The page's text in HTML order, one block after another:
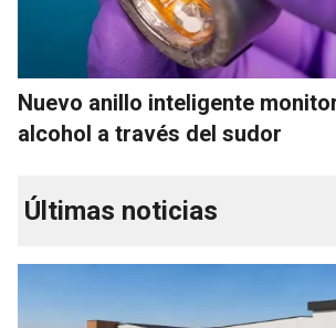
Nuevo anillo inteligente
alcohol a través del sudor
Últimas noticias